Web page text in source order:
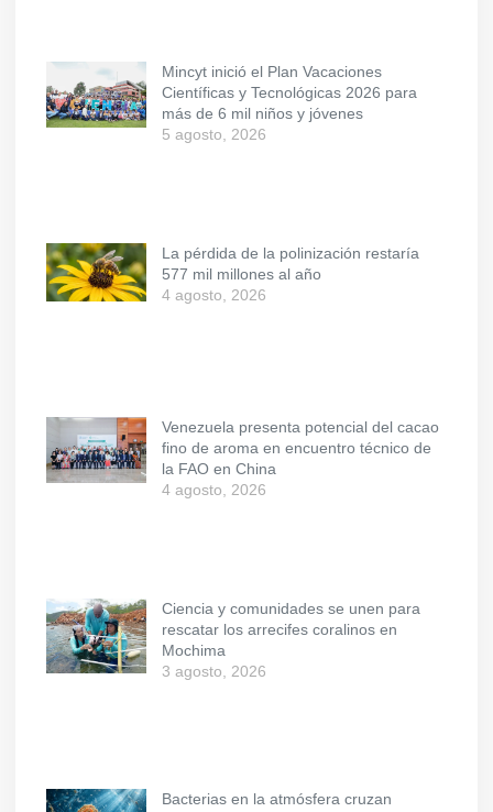
Mincyt inició el Plan Vacaciones
Científicas y Tecnológicas 2026 para
más de 6 mil niños y jóvenes
5 agosto, 2026
La pérdida de la polinización restaría
577 mil millones al año
4 agosto, 2026
Venezuela presenta potencial del cacao
fino de aroma en encuentro técnico de
la FAO en China
4 agosto, 2026
Ciencia y comunidades se unen para
rescatar los arrecifes coralinos en
Mochima
3 agosto, 2026
Bacterias en la atmósfera cruzan